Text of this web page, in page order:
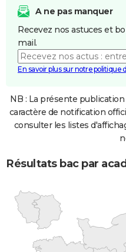
A ne pas manquer
Recevez nos astuces et
mail.
En savoir plus sur notre politique
NB : La présente
caractère de notification
consulter les listes
Résultats bac par